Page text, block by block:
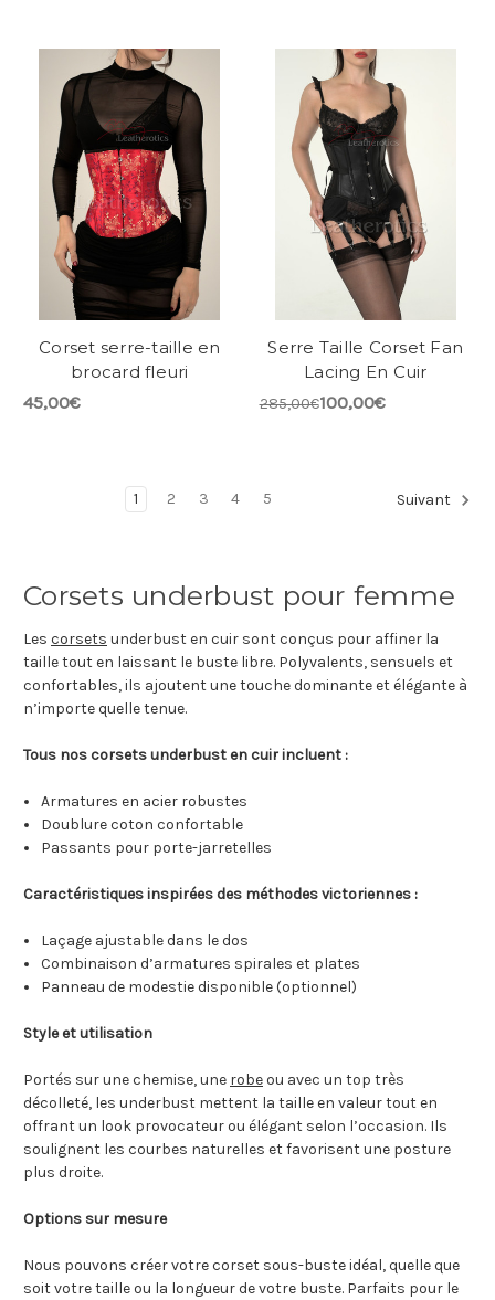
Corset serre-taille en
brocard fleuri
45,00€
Serre Taille Corset Fan
Lacing En Cuir
285,00€100,00€
1 2 3 4 5 Suivant
Corsets underbust pour femme
Les corsets underbust en cuir sont conçus pour affiner la
taille tout en laissant le buste libre. Polyvalents, sensuels et
confortables, ils ajoutent une touche dominante et élégante à
n’importe quelle tenue.
Tous nos corsets underbust en cuir incluent :
Armatures en acier robustes
Doublure coton confortable
Passants pour porte-jarretelles
Caractéristiques inspirées des méthodes victoriennes :
Laçage ajustable dans le dos
Combinaison d’armatures spirales et plates
Panneau de modestie disponible (optionnel)
Style et utilisation
Portés sur une chemise, une robeou avec un top très
décolleté, les underbust mettent la taille en valeur tout en
offrant un look provocateur ou élégant selon l’occasion. Ils
soulignent les courbes naturelles et favorisent une posture
plus droite.
Options sur mesure
Nous pouvons créer votre corset sous-buste idéal, quelle que
soit votre taille ou la longueur de votre buste. Parfaits pour le